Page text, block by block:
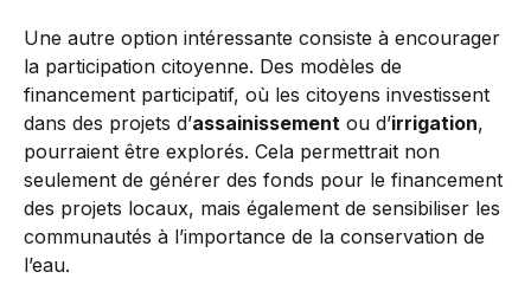
Une autre option intéressante consiste à encourager
la participation citoyenne. Des modèles de
financement participatif, où les citoyens investissent
dans des projets d’assainissement ou d’irrigation,
pourraient être explorés. Cela permettrait non
seulement de générer des fonds pour le financement
des projets locaux, mais également de sensibiliser les
communautés à l’importance de la conservation de
l’eau.